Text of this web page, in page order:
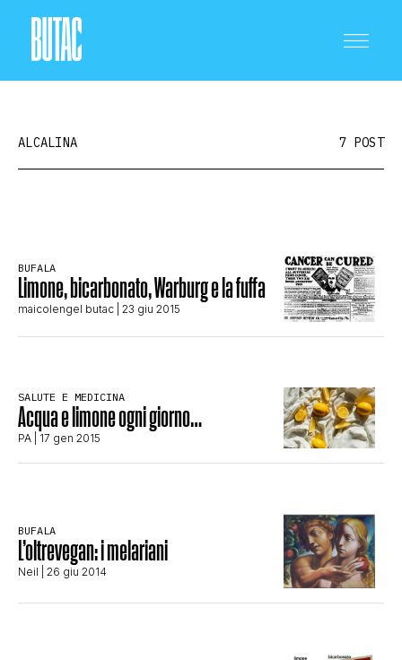
SCIENZA E TECNOLOGIA
STORIA E CITAZIONI
COMPLOTTI, LEGGENDE URBANE ED
ALCALINA 7 POST
BUFALA
Limone, bicarbonato, Warburg e la fuffa
maicolengel butac | 23 giu 2015
SALUTE E MEDICINA
Acqua e limone ogni giorno…
PA | 17 gen 2015
BUFALA
L’oltrevegan: i melariani
Neil | 26 giu 2014